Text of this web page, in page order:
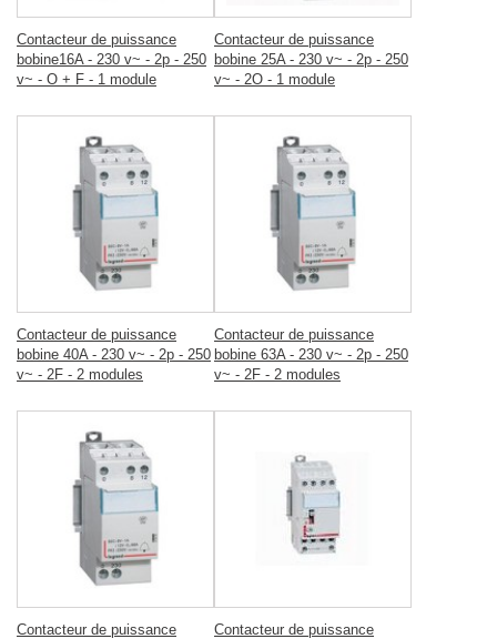
Contacteur de puissance
bobine16A - 230 v~ - 2p - 250
v~ - O + F - 1 module
Contacteur de puissance
bobine 25A - 230 v~ - 2p - 250
v~ - 2O - 1 module
Contacteur de puissance
bobine 40A - 230 v~ - 2p - 250
v~ - 2F - 2 modules
Contacteur de puissance
bobine 63A - 230 v~ - 2p - 250
v~ - 2F - 2 modules
Contacteur de puissance Contacteur de puissance